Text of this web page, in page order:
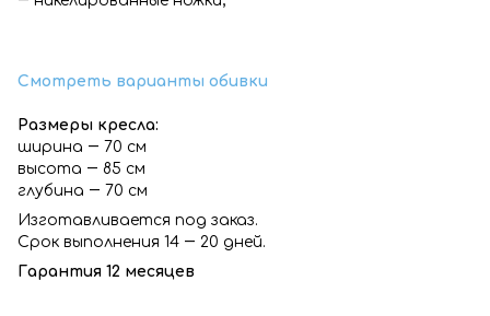
Смотреть варианты обивки
Размеры кресла:
ширина ― 70 см
высота ― 85 см
глубина ― 70 см
Изготавливается под заказ.
Срок выполнения 14 ― 20 дней.
Гарантия 12 месяцев